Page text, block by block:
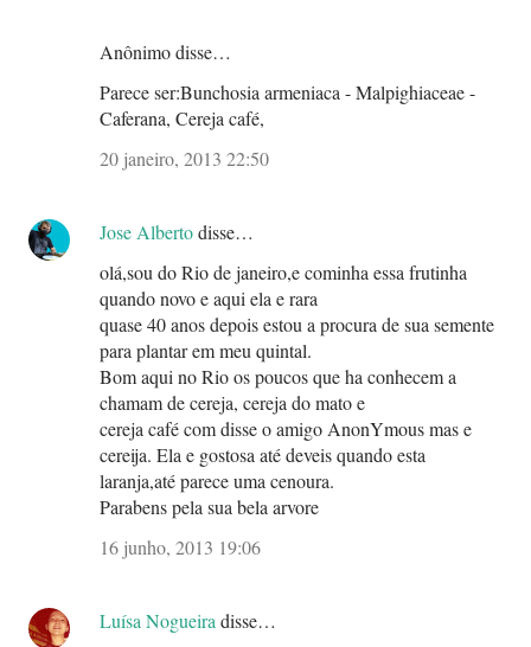
Anônimo disse…
Parece ser:Bunchosia armeniaca - Malpighiaceae -
Caferana, Cereja café,
20 janeiro, 2013 22:50
Jose Albertodisse…
olá,sou do Rio de janeiro,e cominha essa frutinha
quando novo e aqui ela e rara
quase 40 anos depois estou a procura de sua semente
para plantar em meu quintal.
Bom aqui no Rio os poucos que ha conhecem a
chamam de cereja, cereja do mato e
cereja café com disse o amigo AnonYmous mas e
cereija. Ela e gostosa até deveis quando esta
laranja,até parece uma cenoura.
Parabens pela sua bela arvore
16 junho, 2013 19:06
Luísa Nogueiradisse…